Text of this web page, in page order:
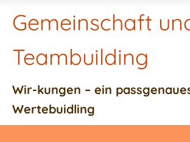
Gemeinschaft
Teambuilding
Wir-kungen – ein
Wertebuidling